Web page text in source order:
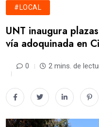
#LOCAL
UNT inaugura
vía adoquinada en
0 2 mins. de